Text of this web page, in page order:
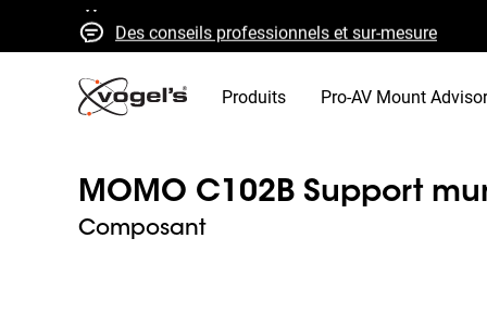
Des conseils professionnels et sur-mesure
Devis et livraison rapides
Qualité élevée garantie
Produits Pro-AV Mount Advisor
MOMO C102B Support
Composant